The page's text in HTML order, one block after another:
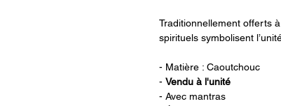
Traditionnellement offerts
spirituels symbolisent
- Matière : Caoutchouc
- Vendu à l'unité
- Avec mantras